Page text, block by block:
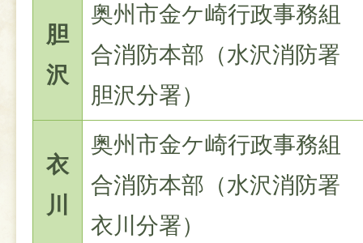
胆
沢
奥州市金ケ崎行政事務組
合消防本部（水沢消防署
胆沢分署）
衣
川
奥州市金ケ崎行政事務組
合消防本部（水沢消防署
衣川分署）